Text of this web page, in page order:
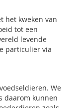
het kweken van
tot een
levende
particulier via
We
daarom kunnen